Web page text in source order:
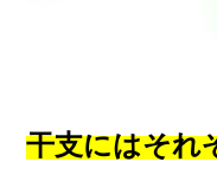
干支にはそれ